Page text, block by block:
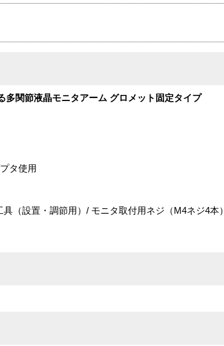
関節液晶モニタアーム グロメット固定タイプ
タ使用
（設置・調節用）/ モニタ取付用ネジ（M4ネジ4本）